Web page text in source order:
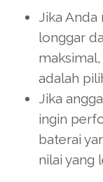
Jika
longgar
adalah
Jika
ingin
baterai
nilai yang